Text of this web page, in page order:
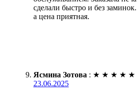
сделали быстро и без
а цена приятная.
Ясмина Зотова : ★ ★ ★ ★ ★
23.06.2025